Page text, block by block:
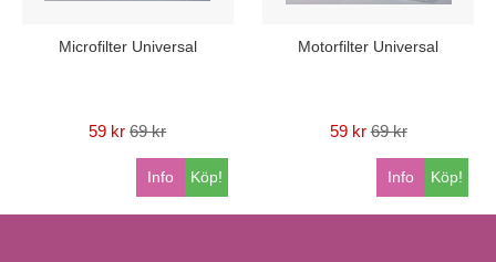
Microfilter Universal
59 kr 69 kr
Köp!
Info
Motorfilter Universal
59 kr 69 kr
Köp!
Info